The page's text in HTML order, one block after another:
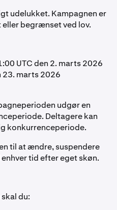
udelukket. Kampagnen er
begrænset ved lov.
UTC den 2. marts 2026
23. marts 2026
udgør en
Deltagere kan
konkurrenceperiode.
til at ændre, suspendere
tid efter eget skøn.
du: